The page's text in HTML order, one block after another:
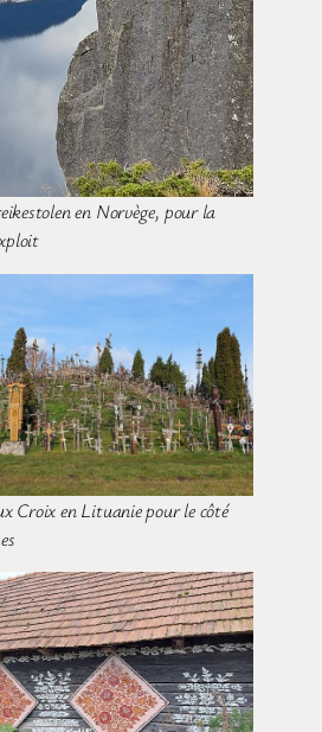
en Norvège, pour la
Croix en Lituanie pour le côté